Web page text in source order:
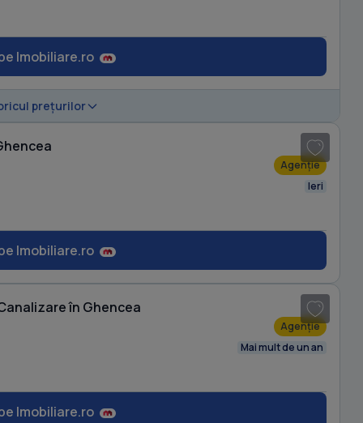
Imobiliare.ro
prețurilor
Agenție
Ieri
Imobiliare.ro
în Ghencea
Agenție
Mai mult de un an
Imobiliare.ro